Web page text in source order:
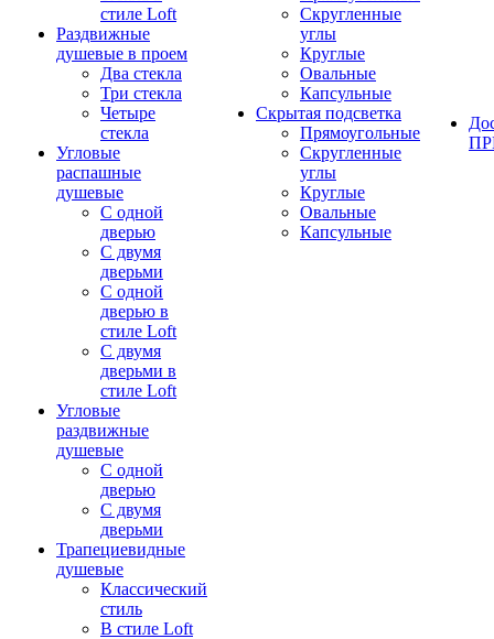
стиле Loft
Раздвижные
душевые в проем
Два стекла
Три стекла
Четыре
стекла
Угловые
распашные
душевые
С одной
дверью
С двумя
дверьми
С одной
дверью в
стиле Loft
С двумя
дверьми в
стиле Loft
Угловые
раздвижные
душевые
С одной
дверью
С двумя
дверьми
Трапециевидные
душевые
Классический
стиль
В стиле Loft
Скругленные
углы
Круглые
Овальные
Капсульные
Скрытая подсветка
Прямоугольные
Скругленные
углы
Круглые
Овальные
Капсульные